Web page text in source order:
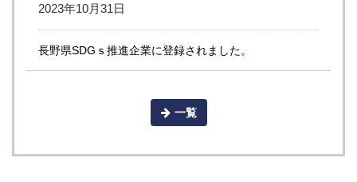
2023年10月31日
長野県SDGｓ推進企業に登録されました。
一覧